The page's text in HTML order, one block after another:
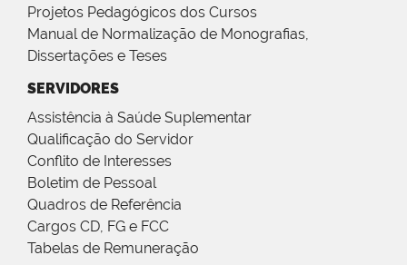
Projetos Pedagógicos dos Cursos
Manual de Normalização de Monografias,
Dissertações e Teses
SERVIDORES
Assistência à Saúde Suplementar
Qualificação do Servidor
Conflito de Interesses
Boletim de Pessoal
Quadros de Referência
Cargos CD, FG e FCC
Tabelas de Remuneração